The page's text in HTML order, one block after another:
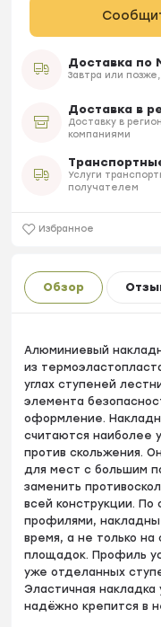
Доставка по
Завтра или позже,
Доставка в
Доставку в
компаниями
Услуги
получателем
Избранное
Обзор
Алюминиевый
из
углах ступеней
элемента
оформление.
считаются наиболее
против скольжения.
для мест с большим
заменить
всей конструкции.
профилями,
время, а не только
площадок. Профиль
уже отделанных
Эластичная
надёжно крепится в